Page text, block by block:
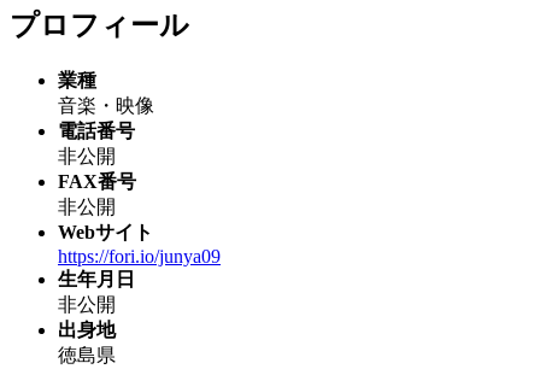
プロフィール
業種
音楽・映像
電話番号
非公開
FAX番号
非公開
Webサイト
https://fori.io/junya09
生年月日
非公開
出身地
徳島県